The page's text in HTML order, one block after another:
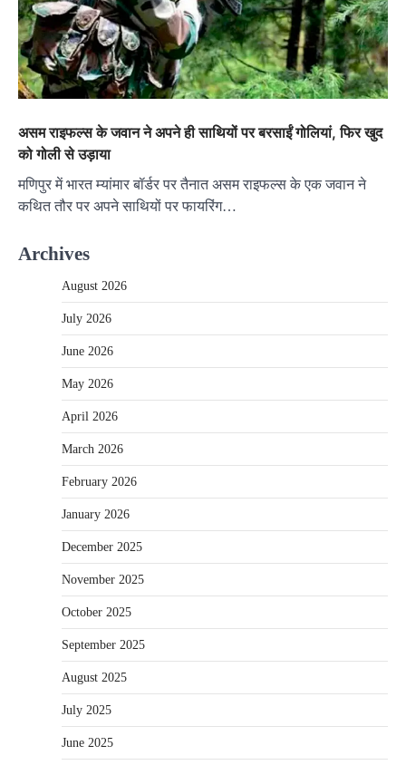
असम राइफल्स के जवान ने अपने ही साथियों पर बरसाईं गोलियां, फिर खुद
को गोली से उड़ाया
मणिपुर में भारत म्यांमार बॉर्डर पर तैनात असम राइफल्स के एक जवान ने
कथित तौर पर अपने साथियों पर फायरिंग…
Archives
August 2026
July 2026
June 2026
May 2026
April 2026
March 2026
February 2026
January 2026
December 2025
November 2025
October 2025
September 2025
August 2025
July 2025
June 2025